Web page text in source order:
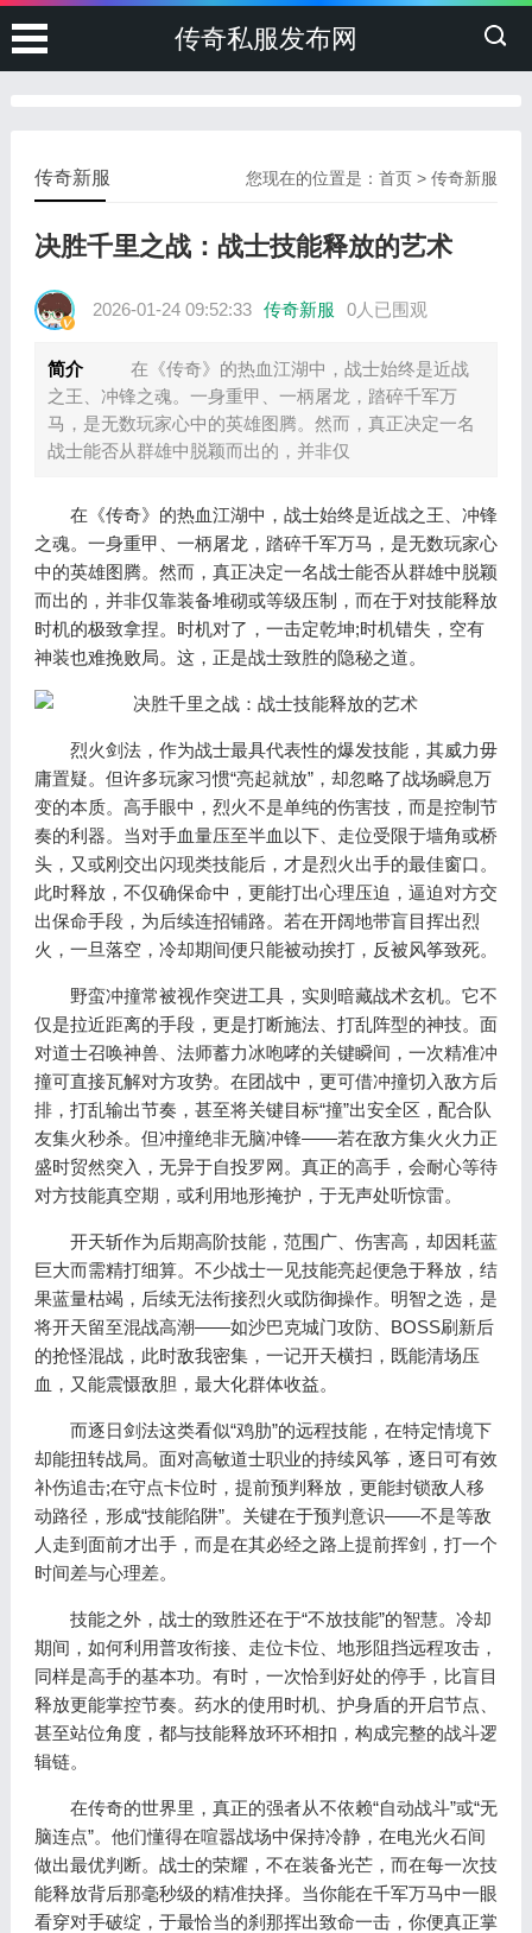
传奇私服发布网
您现在的位置是：首页 >传奇新服
传奇新服
决胜千里之战：战士技能释放的艺术
2026-01-24 09:52:33 传奇新服 0人已围观
简介
在《传奇》的热血江湖中，战士始终是近战
之王、冲锋之魂。一身重甲、一柄屠龙，踏碎千军万
马，是无数玩家心中的英雄图腾。然而，真正决定一名
战士能否从群雄中脱颖而出的，并非仅
在《传奇》的热血江湖中，战士始终是近战之王、冲锋
之魂。一身重甲、一柄屠龙，踏碎千军万马，是无数玩家心
中的英雄图腾。然而，真正决定一名战士能否从群雄中脱颖
而出的，并非仅靠装备堆砌或等级压制，而在于对技能释放
时机的极致拿捏。时机对了，一击定乾坤;时机错失，空有
神装也难挽败局。这，正是战士致胜的隐秘之道。
烈火剑法，作为战士最具代表性的爆发技能，其威力毋
庸置疑。但许多玩家习惯“亮起就放”，却忽略了战场瞬息万
变的本质。高手眼中，烈火不是单纯的伤害技，而是控制节
奏的利器。当对手血量压至半血以下、走位受限于墙角或桥
头，又或刚交出闪现类技能后，才是烈火出手的最佳窗口。
此时释放，不仅确保命中，更能打出心理压迫，逼迫对方交
出保命手段，为后续连招铺路。若在开阔地带盲目挥出烈
火，一旦落空，冷却期间便只能被动挨打，反被风筝致死。
野蛮冲撞常被视作突进工具，实则暗藏战术玄机。它不
仅是拉近距离的手段，更是打断施法、打乱阵型的神技。面
对道士召唤神兽、法师蓄力冰咆哮的关键瞬间，一次精准冲
撞可直接瓦解对方攻势。在团战中，更可借冲撞切入敌方后
排，打乱输出节奏，甚至将关键目标“撞”出安全区，配合队
友集火秒杀。但冲撞绝非无脑冲锋——若在敌方集火火力正
盛时贸然突入，无异于自投罗网。真正的高手，会耐心等待
对方技能真空期，或利用地形掩护，于无声处听惊雷。
开天斩作为后期高阶技能，范围广、伤害高，却因耗蓝
巨大而需精打细算。不少战士一见技能亮起便急于释放，结
果蓝量枯竭，后续无法衔接烈火或防御操作。明智之选，是
将开天留至混战高潮——如沙巴克城门攻防、BOSS刷新后
的抢怪混战，此时敌我密集，一记开天横扫，既能清场压
血，又能震慑敌胆，最大化群体收益。
而逐日剑法这类看似“鸡肋”的远程技能，在特定情境下
却能扭转战局。面对高敏道士职业的持续风筝，逐日可有效
补伤追击;在守点卡位时，提前预判释放，更能封锁敌人移
动路径，形成“技能陷阱”。关键在于预判意识——不是等敌
人走到面前才出手，而是在其必经之路上提前挥剑，打一个
时间差与心理差。
技能之外，战士的致胜还在于“不放技能”的智慧。冷却
期间，如何利用普攻衔接、走位卡位、地形阻挡远程攻击，
同样是高手的基本功。有时，一次恰到好处的停手，比盲目
释放更能掌控节奏。药水的使用时机、护身盾的开启节点、
甚至站位角度，都与技能释放环环相扣，构成完整的战斗逻
辑链。
在传奇的世界里，真正的强者从不依赖“自动战斗”或“无
脑连点”。他们懂得在喧嚣战场中保持冷静，在电光火石间
做出最优判断。战士的荣耀，不在装备光芒，而在每一次技
能释放背后那毫秒级的精准抉择。当你能在千军万马中一眼
看穿对手破绽，于最恰当的刹那挥出致命一击，你便真正掌